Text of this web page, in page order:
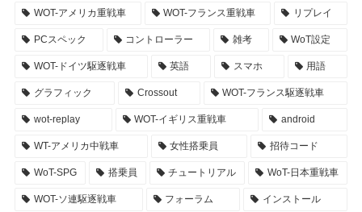
WOT-アメリカ重戦車 WOT-フランス重戦車 リプレイ
PCスペック コントローラー 雑考 WoT設定
WOT-ドイツ駆逐戦車 英語 スマホ 用語
グラフィック Crossout WOT-フランス駆逐戦車
wot-replay WOT-イギリス重戦車 android
WT-アメリカ中戦車 女性搭乗員 招待コード
WoT-SPG 搭乗員 チュートリアル WoT-日本重戦車
WOT-ソ連駆逐戦車 フォーラム インストール